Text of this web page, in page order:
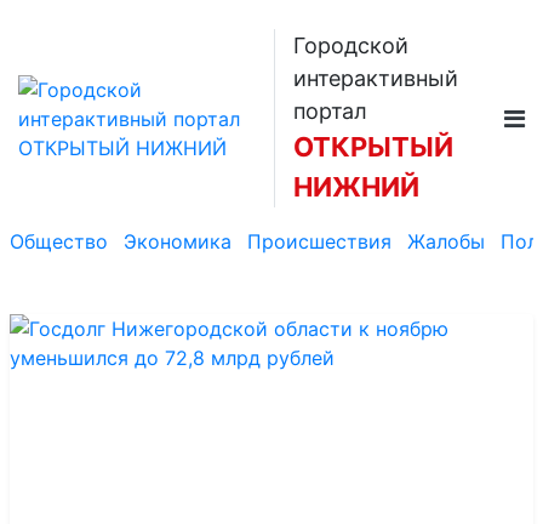
Городской
интерактивный
портал
ОТКРЫТЫЙ
НИЖНИЙ
Общество Экономика Происшествия Жалобы